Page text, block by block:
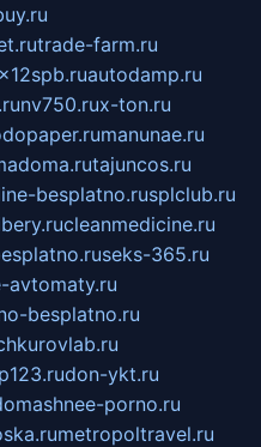
trade-farm.ru
autodamp.ru
nv750.rux-ton.ru
manunae.ru
tajuncos.ru
besplatno.rusplclub.ru
cleanmedicine.ru
seks-365.ru
besplatno.ru
don-ykt.ru
porno.ru
metropoltravel.ru